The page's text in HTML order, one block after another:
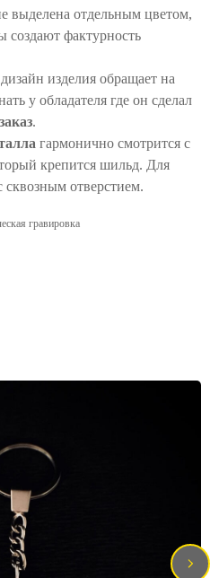
выделена отдельным цветом,
создают фактурность
изделия обращает на
у обладателя где он сделал
.
гармонично смотрится с
крепится шильд. Для
сквозным отверстием.
гравировка